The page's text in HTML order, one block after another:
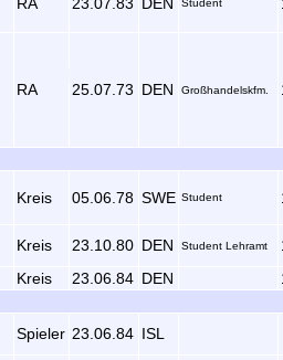
Student
RA 25.07.73 DEN Großhandelskfm.
Kreis 05.06.78 SWE Student
Kreis 23.10.80 DEN Student Lehramt
Kreis 23.06.84 DEN
Spieler 23.06.84 ISL